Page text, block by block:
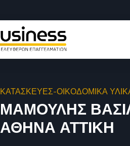
ΚΑΤΑΣΚΕΥΕΣ-ΟΙΚΟΔΟΜΙΚΑ
ΜΑΜΟΥΛΗΣ
ΑΘΗΝΑ ΑΤΤΙΚΗ